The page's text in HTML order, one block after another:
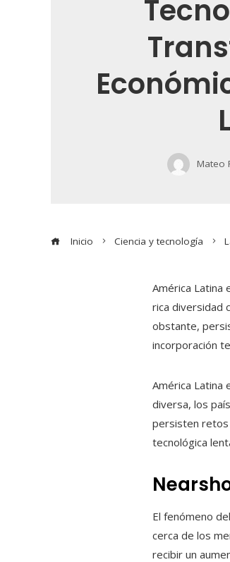
Mateo
Inicio Ciencia y tecnología
América Latina
rica diversidad
obstante,
incorporación
América Latina
diversa, los
persisten retos
tecnológica
El fenómeno
cerca de los
recibir un